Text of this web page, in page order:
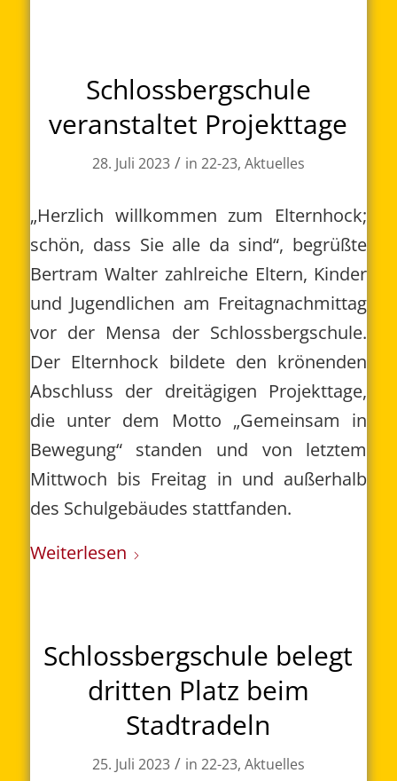
Schlossbergschule
veranstaltet Projekttage
28. Juli 2023 / in 22-23, Aktuelles
„Herzlich willkommen zum Elternhock;
schön, dass Sie alle da sind“, begrüßte
Bertram Walter zahlreiche Eltern, Kinder
und Jugendlichen am Freitagnachmittag
vor der Mensa der Schlossbergschule.
Der Elternhock bildete den krönenden
Abschluss der dreitägigen Projekttage,
die unter dem Motto „Gemeinsam in
Bewegung“ standen und von letztem
Mittwoch bis Freitag in und außerhalb
des Schulgebäudes stattfanden.
Weiterlesen
Schlossbergschule belegt
dritten Platz beim
Stadtradeln
25. Juli 2023 / in 22-23, Aktuelles